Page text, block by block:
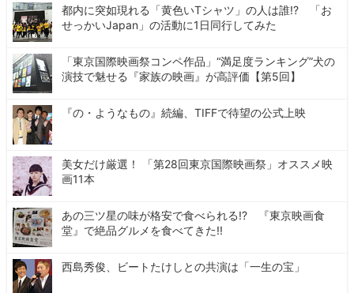
都内に突如現れる「黄色いTシャツ」の人は誰!? 「お
せっかいJapan」の活動に1日同行してみた
「東京国際映画祭コンペ作品」“満足度ランキング”犬の
演技で魅せる『家族の映画』が高評価【第5回】
『の・ようなもの』続編、TIFFで待望の公式上映
美女だけ厳選！ 「第28回東京国際映画祭」オススメ映
画11本
あの三ツ星の味が格安で食べられる!? 『東京映画食
堂』で絶品グルメを食べてきた!!
西島秀俊、ビートたけしとの共演は「一生の宝」